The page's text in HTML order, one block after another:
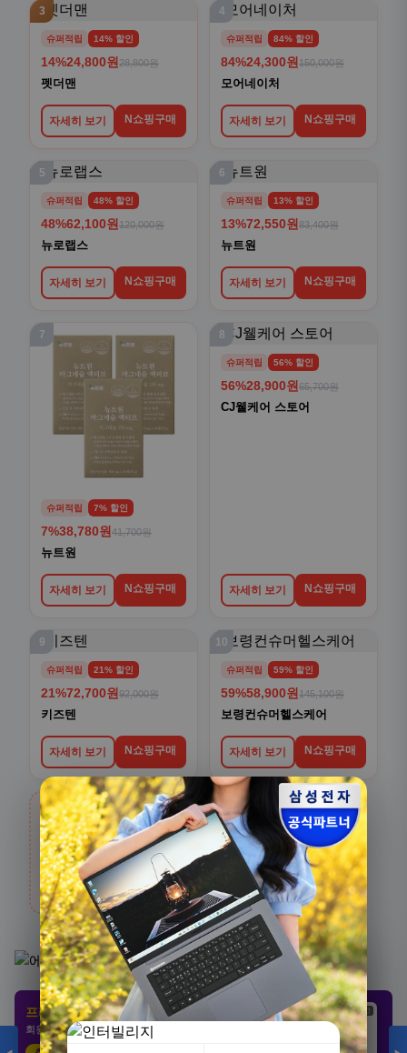
3
슈퍼적립 14% 할인
14%24,800원 28,800원
펫더맨
자세히 보기 N쇼핑구매
4
슈퍼적립 84% 할인
84%24,300원 150,000원
모어네이처
자세히 보기 N쇼핑구매
5
슈퍼적립 48% 할인
48%62,100원 120,000원
뉴로랩스
자세히 보기 N쇼핑구매
6
슈퍼적립 13% 할인
13%72,550원 83,400원
뉴트원
자세히 보기 N쇼핑구매
7
슈퍼적립 7% 할인
7%38,780원 41,700원
뉴트원
자세히 보기 N쇼핑구매
8
슈퍼적립 56% 할인
56%28,900원 65,700원
CJ웰케어 스토어
자세히 보기 N쇼핑구매
9
슈퍼적립 21% 할인
21%72,700원 92,000원
키즈텐
자세히 보기 N쇼핑구매
10
슈퍼적립 59% 할인
59%58,900원 145,100원
보령컨슈머헬스케어
자세히 보기 N쇼핑구매
›
생활/건강
전체보기
카테고리 상품 더 보기
프리미엄 제휴 사이트
회원 전용 특가 · 놓치면 손해
광고 광고
[3+1] 동국제약 마이핏 V 활성엽산 임신준비 임산
부영양 30정, 4개
100,000원